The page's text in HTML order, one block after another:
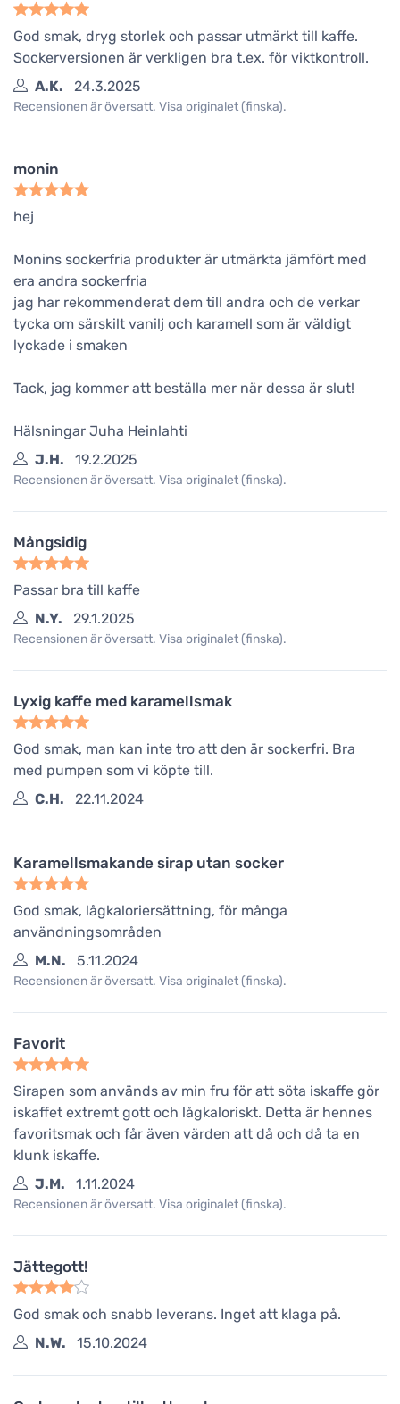
God smak, dryg storlek och passar utmärkt till kaffe.
Sockerversionen är verkligen bra t.ex. för viktkontroll.
A.K.
24.3.2025
Recensionen är översatt. Visa originalet (finska).
monin
hej
Monins sockerfria produkter är utmärkta jämfört med
era andra sockerfria
jag har rekommenderat dem till andra och de verkar
tycka om särskilt vanilj och karamell som är väldigt
lyckade i smaken
Tack, jag kommer att beställa mer när dessa är slut!
Hälsningar Juha Heinlahti
J.H.
19.2.2025
Recensionen är översatt. Visa originalet (finska).
Mångsidig
Passar bra till kaffe
N.Y.
29.1.2025
Recensionen är översatt. Visa originalet (finska).
Lyxig kaffe med karamellsmak
God smak, man kan inte tro att den är sockerfri. Bra
med pumpen som vi köpte till.
C.H.
22.11.2024
Karamellsmakande sirap utan socker
God smak, lågkaloriersättning, för många
användningsområden
M.N.
5.11.2024
Recensionen är översatt. Visa originalet (finska).
Favorit
Sirapen som används av min fru för att söta iskaffe gör
iskaffet extremt gott och lågkaloriskt. Detta är hennes
favoritsmak och får även värden att då och då ta en
klunk iskaffe.
J.M.
1.11.2024
Recensionen är översatt. Visa originalet (finska).
Jättegott!
God smak och snabb leverans. Inget att klaga på.
N.W.
15.10.2024